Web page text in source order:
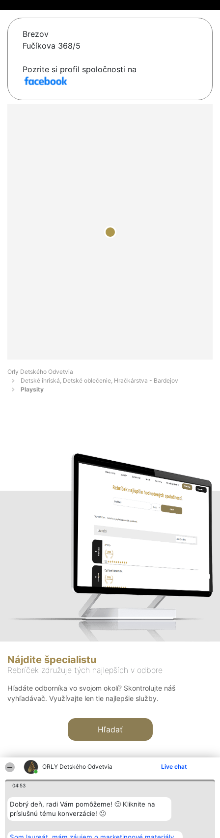
ORLY Detského Odvetvia Live chat
04:53
Dobrý deň, radi Vám pomôžeme! 🙂 Kliknite na
príslušnú tému konverzácie! 🙂
Brezov
Fučíkova 368/5
Pozrite si profil spoločnosti na
Orly Detského Odvetvia
Detské ihriská, Detské oblečenie, Hračkárstva - Bardejov
Playsity
Nájdite špecialistu
Rebríček združuje tých najlepších v odbore
Hľadáte odborníka vo svojom okolí? Skontrolujte náš
vyhľadávač. Využívajte len tie najlepšie služby.
Hľadať
Organizátor hodnotenia
Bright Side Solutions sp. z o.
o. sp. k.
Wrocław 50-079
Hodnotenie
Laureáti
Lista
Laureatów
Kontakt
Kontakt